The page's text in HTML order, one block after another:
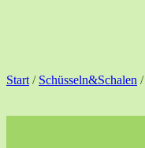
Start / Schüsseln&Schalen